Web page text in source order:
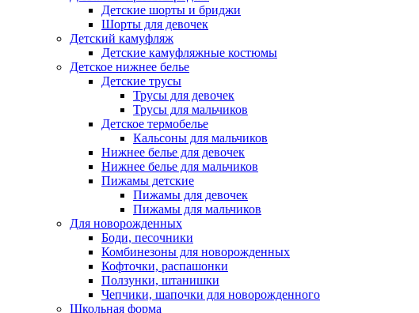
Детские шорты и бриджи
Шорты для девочек
Детский камуфляж
Детские камуфляжные костюмы
Детское нижнее белье
Детские трусы
Трусы для девочек
Трусы для мальчиков
Детское термобелье
Кальсоны для мальчиков
Нижнее белье для девочек
Нижнее белье для мальчиков
Пижамы детские
Пижамы для девочек
Пижамы для мальчиков
Для новорожденных
Боди, песочники
Комбинезоны для новорожденных
Кофточки, распашонки
Ползунки, штанишки
Чепчики, шапочки для новорожденного
Школьная форма